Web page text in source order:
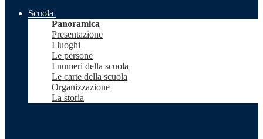
Scuola
Panoramica
Presentazione
I luoghi
Le persone
I numeri della scuola
Le carte della scuola
Organizzazione
La storia